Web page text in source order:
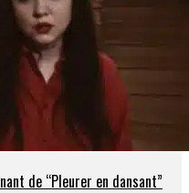
de “Pleurer en dansant”